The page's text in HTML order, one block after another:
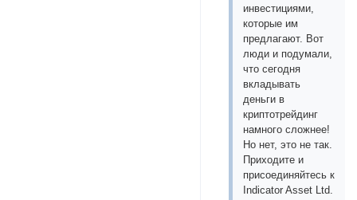
инвестициями,
которые им
предлагают. Вот
люди и подумали,
что сегодня
вкладывать
деньги в
криптотрейдинг
намного сложнее!
Но нет, это не так.
Приходите и
присоединяйтесь к
Indicator Asset Ltd.